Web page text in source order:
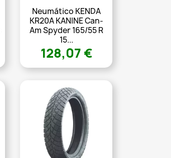
Neumático KENDA
KR20A KANINE Can-
Am Spyder 165/55 R
15...
128,07 €